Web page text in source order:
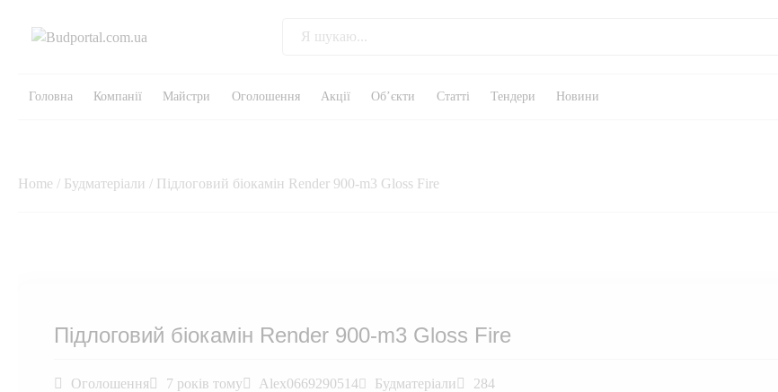
Головна Компанії Майстри Оголошення Акції Об’єкти Статті Тендери Новини
Home / Будматеріали / Підлоговий біокамін Render 900-m3 Gloss Fire
Підлоговий біокамін Render 900-m3 Gloss Fire
Оголошення 7 років тому Alex0669290514 Будматеріали 284